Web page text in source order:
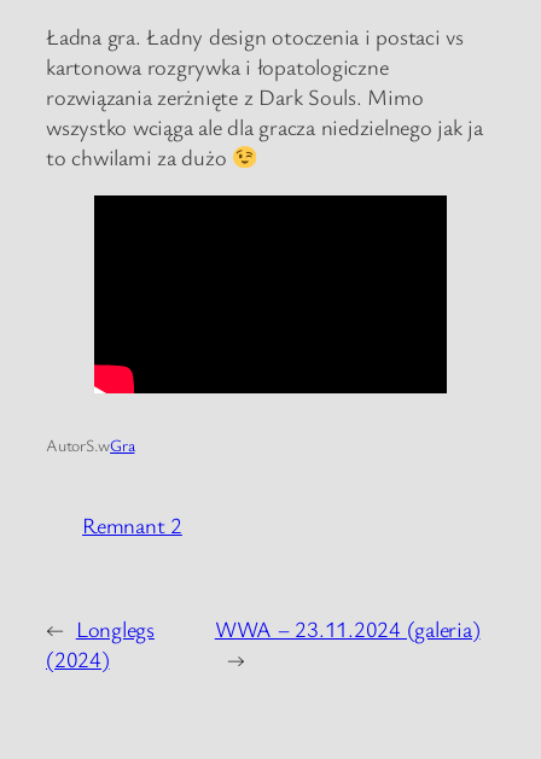
Ładna gra. Ładny design otoczenia i postaci vs
kartonowa rozgrywka i łopatologiczne
rozwiązania zerżnięte z Dark Souls. Mimo
wszystko wciąga ale dla gracza niedzielnego jak ja
to chwilami za dużo
AutorS.wGra
Remnant 2
← Longlegs
(2024)
WWA – 23.11.2024 (galeria)
→